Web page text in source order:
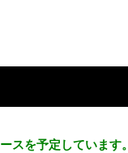
スを予定しています。